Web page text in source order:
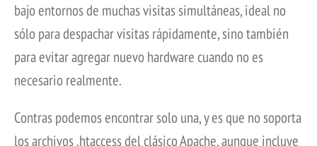
bajo entornos de muchas visitas simultáneas, ideal no
sólo para despachar visitas rápidamente, sino también
para evitar agregar nuevo hardware cuando no es
necesario realmente.
Contras podemos encontrar solo una, y es que no soporta
los archivos .htaccess del clásico Apache, aunque incluye